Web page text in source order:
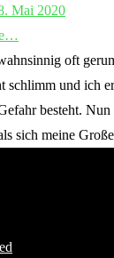
Mai 2020
oft
schlimm und ich
besteht. Nun
sich meine